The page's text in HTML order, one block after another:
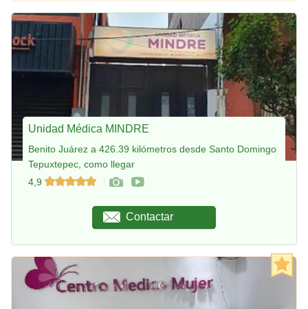
Unidad Médica MINDRE
Benito Juárez a 426.39 kilómetros desde Santo Domingo
Tepuxtepec, como llegar
4,9
Contactar